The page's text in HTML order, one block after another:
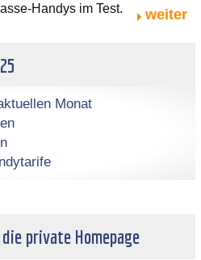
Handys im Test.
weiter
Monat
private Homepage